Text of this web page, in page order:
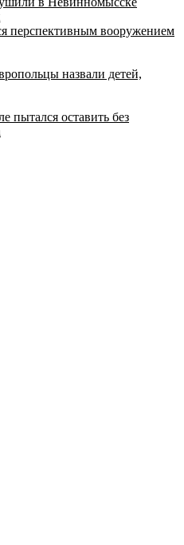
перспективным вооружением
назвали детей,
пытался оставить без